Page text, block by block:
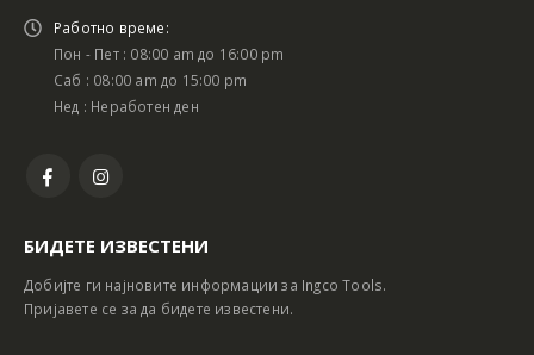
Работно време:
Пон - Пет : 08:00 am до 16:00 pm
Саб : 08:00 am до 15:00 pm
Нед : Неработен ден
БИДЕТЕ ИЗВЕСТЕНИ
Добијте ги најновите информации за Ingco Tools.
Пријавете се за да бидете известени.